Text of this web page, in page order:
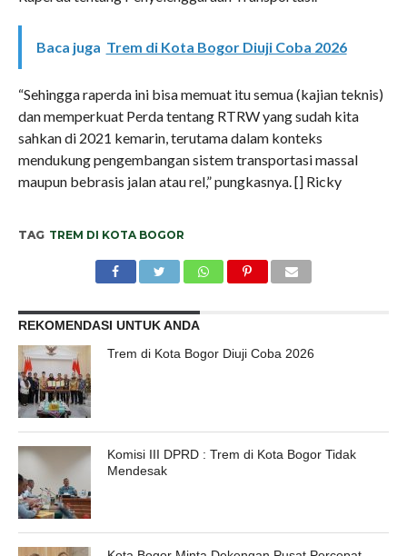
Baca juga Trem di Kota Bogor Diuji Coba 2026
“Sehingga raperda ini bisa memuat itu semua (kajian teknis)
dan memperkuat Perda tentang RTRW yang sudah kita
sahkan di 2021 kemarin, terutama dalam konteks
mendukung pengembangan sistem transportasi massal
maupun bebrasis jalan atau rel,” pungkasnya. [] Ricky
TAG TREM DI KOTA BOGOR
REKOMENDASI UNTUK ANDA
Trem di Kota Bogor Diuji Coba 2026
Komisi III DPRD : Trem di Kota Bogor Tidak
Mendesak